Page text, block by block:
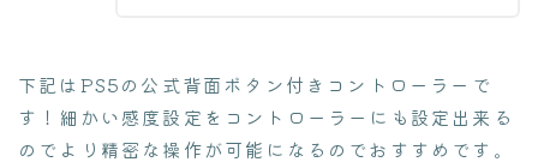
下記はPS5の公式背面ボタン付きコントローラーで
す！細かい感度設定をコントローラーにも設定出来る
のでより精密な操作が可能になるのでおすすめです。